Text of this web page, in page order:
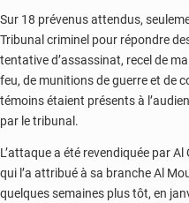
Sur 18 prévenus attendus,
Tribunal criminel pour répondre
tentative d’assassinat, recel de
feu, de munitions de guerre et de
témoins étaient présents à
par le tribunal.
L’attaque a été revendiquée par
qui l’a attribué à sa branche Al
quelques semaines plus tôt, en